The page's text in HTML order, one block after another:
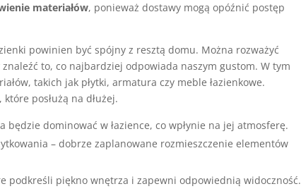
materiałów, ponieważ dostawy mogą opóźnić postęp
powinien być spójny z resztą domu. Można rozważyć
to, co najbardziej odpowiada naszym gustom. W tym
takich jak płytki, armatura czy meble łazienkowe.
posłużą na dłużej.
dominować w łazience, co wpłynie na jej atmosferę.
– dobrze zaplanowane rozmieszczenie elementów
podkreśli piękno wnętrza i zapewni odpowiednią widoczność.